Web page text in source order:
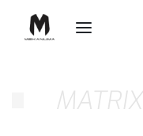
MATRIX